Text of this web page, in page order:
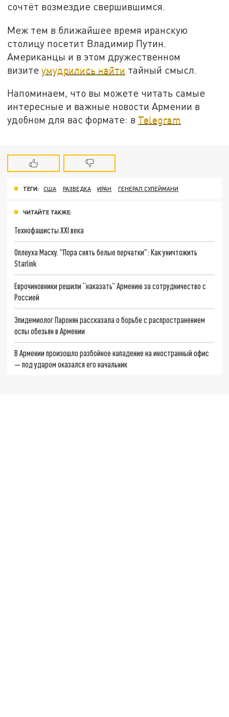
сочтёт возмездие свершившимся.
Меж тем в ближайшее время иранскую
столицу посетит Владимир Путин.
Американцы и в этом дружественном
визитеумудрились найти тайный смысл.
Напоминаем, что вы можете читать самые
интересные и важные новости Армении в
удобном для вас формате: в Telegram
ТЕГИ: США РАЗВЕДКА ИРАН ГЕНЕРАЛ СУЛЕЙМАНИ
ЧИТАЙТЕ ТАКЖЕ:
Технофашисты XXI века
Оплеуха Маску. "Пора снять белые перчатки": Как уничтожить
Starlink
Еврочиновники решили “наказать” Армению за сотрудничество с
Россией
Эпидемиолог Паронян рассказала о борьбе с распространением
оспы обезьян в Армении
В Армении произошло разбойное нападение на иностранный офис
— под ударом оказался его начальник